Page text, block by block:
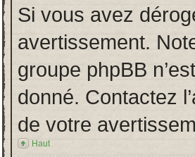
Si vous avez
avertissement.
groupe phpBB
donné. Contactez
de votre
Haut